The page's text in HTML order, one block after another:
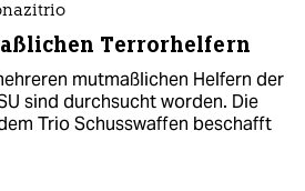
Terrorhelfern
mutmaßlichen Helfern der
sind durchsucht worden. Die
Trio Schusswaffen beschafft